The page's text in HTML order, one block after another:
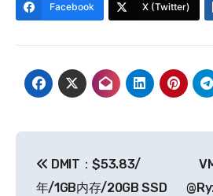
Facebook X (Twitter)
章
DMIT：$53.83/
年/1GB内存/20GB SSD